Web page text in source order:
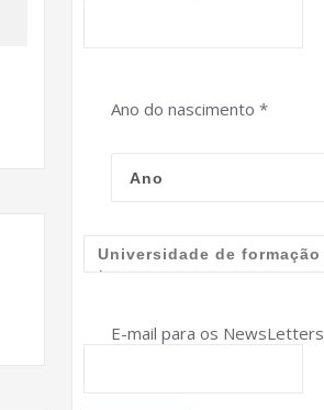
Ano do nascimento *
E-mail para os NewsLetters